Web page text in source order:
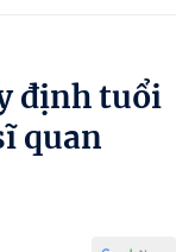
định tuổi
quan